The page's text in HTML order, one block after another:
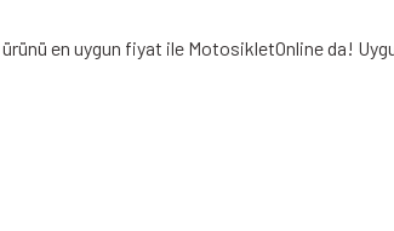
ürünü en uygun fiyat ile MotosikletOnline da!